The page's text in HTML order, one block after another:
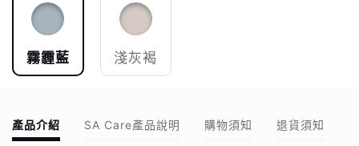
霧霾藍 淺灰褐
產品介紹 SA Care產品說明 購物須知 退貨須知